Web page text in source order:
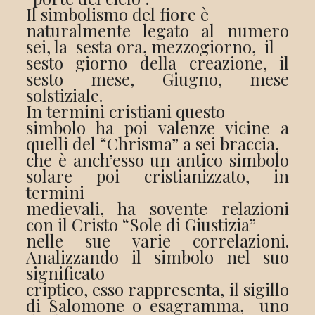
Il simbolismo del fiore è
naturalmente legato al numero
sei, la sesta ora, mezzogiorno, il
sesto giorno della creazione, il
sesto mese, Giugno, mese
solstiziale.
In termini cristiani questo
simbolo ha poi valenze vicine a
quelli del “Chrisma” a sei braccia,
che è anch’esso un antico simbolo
solare poi cristianizzato, in
termini
medievali, ha sovente relazioni
con il Cristo “Sole di Giustizia”
nelle sue varie correlazioni.
Analizzando il simbolo nel suo
significato
criptico, esso rappresenta, il sigillo
di Salomone o esagramma, uno